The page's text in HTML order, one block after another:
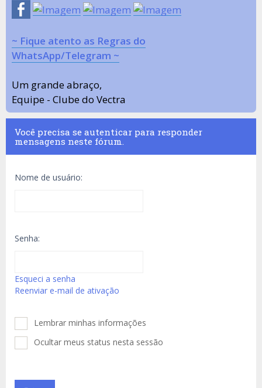
~ Fique atento as Regras do
WhatsApp/Telegram ~
Um grande abraço,
Equipe - Clube do Vectra
Você precisa se autenticar para responder
mensagens neste fórum.
Nome de usuário:
Senha:
Esqueci a senha
Reenviar e-mail de ativação
Lembrar minhas informações
Ocultar meus status nesta sessão